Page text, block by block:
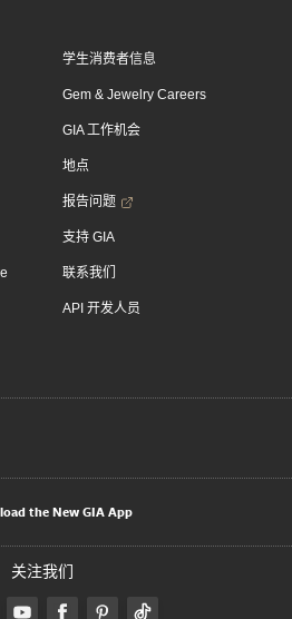
学生消费者信息
Gem & Jewelry Careers
GIA 工作机会
地点
报告问题
支持 GIA
联系我们
API 开发人员
the New GIA App
关注我们